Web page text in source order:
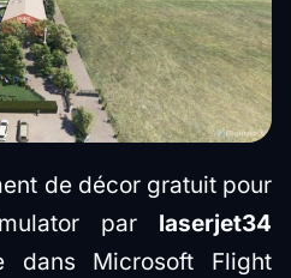
de décor gratuit pour
par laserjet34
dans Microsoft Flight